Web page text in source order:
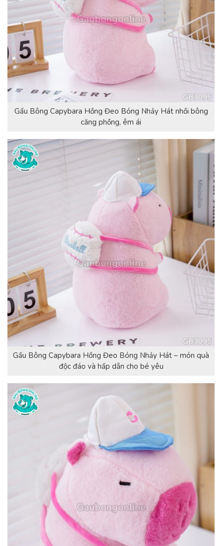
Gấu Bông Capybara Hồng Đeo Bóng Nhảy Hát nhồi bông
căng phồng, êm ái
Gấu Bông Capybara Hồng Đeo Bóng Nhảy Hát – món quà
độc đáo và hấp dẫn cho bé yêu